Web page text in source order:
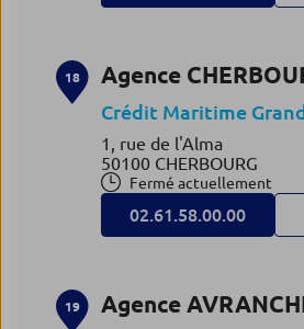
18 Agence
Crédit Maritime
1, rue de l'Alma
50100 CHERBOURG
Fermé actuellement
02.61.58.00.00
19 Agence